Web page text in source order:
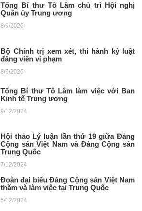
Tổng Bí thư Tô Lâm chủ trì Hội nghị
Quân ủy Trung ương
8/9/2026
Bộ Chính trị xem xét, thi hành kỷ luật
đảng viên vi phạm
8/9/2026
Tổng Bí thư Tô Lâm làm việc với Ban
Kinh tế Trung ương
9/12/2024
Hội thảo Lý luận lần thứ 19 giữa Đảng
Cộng sản Việt Nam và Đảng Cộng sản
Trung Quốc
7/12/2024
Đoàn đại biểu Đảng Cộng sản Việt Nam
thăm và làm việc tại Trung Quốc
5/12/2024